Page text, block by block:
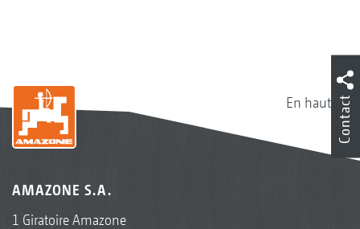
En haut
AMAZONE S.A.
1 Giratoire Amazone
Contact